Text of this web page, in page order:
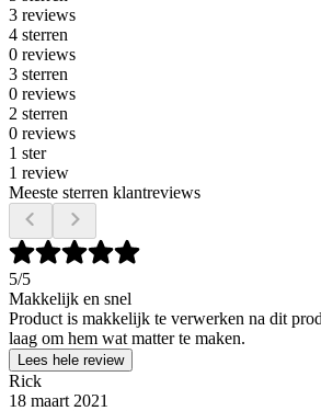
3 reviews
4 sterren
0 reviews
3 sterren
0 reviews
2 sterren
0 reviews
1 ster
1 review
Meeste sterren klantreviews
5/5
Makkelijk en snel
Product is makkelijk te verwerken na dit
laag om hem wat matter te maken.
Lees hele review
Rick
18 maart 2021